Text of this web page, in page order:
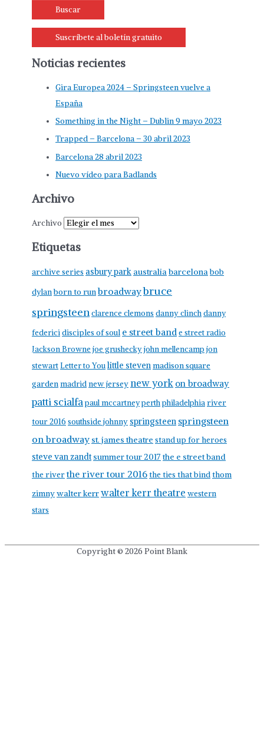
Suscríbete al boletín gratuito
Noticias recientes
Gira Europea 2024 – Springsteen vuelve a
España
Something in the Night – Dublin 9 mayo 2023
Trapped – Barcelona – 30 abril 2023
Barcelona 28 abril 2023
Nuevo vídeo para Badlands
Archivo
Archivo
Etiquetas
archive series asbury park australiabarcelonabob
dylanborn to runbroadwaybruce
springsteenclarence clemons danny clinchdanny
federicidisciples of soul e street bande street radio
Jackson Browne joe grusheckyjohn mellencamp jon
stewartLetter to Youlittle stevenmadison square
gardenmadridnew jerseynew york on broadway
patti scialfapaul mccartneyperthphiladelphiariver
tour 2016southside johnny springsteen springsteen
on broadway st. james theatre stand up for heroes
steve van zandt summer tour 2017 the e street band
the riverthe river tour 2016the ties that bindthom
zimnywalter kerrwalter kerr theatre western
stars
Copyright © 2026 Point Blank